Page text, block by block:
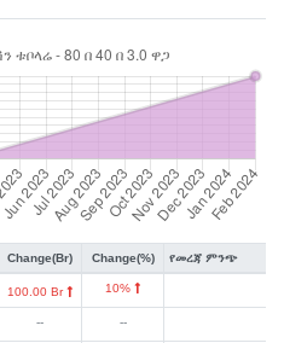
Change(Br) Change(%) የመረጃ ምንጭ
100.00 Br 10%
-- --